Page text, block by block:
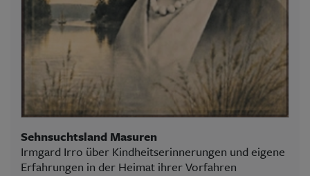
Sehnsuchtsland Masuren
Irmgard Irro über Kindheitserinnerungen und eigene
Erfahrungen in der Heimat ihrer Vorfahren